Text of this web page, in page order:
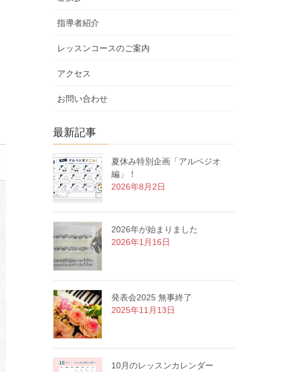
指導者紹介
レッスンコースのご案内
アクセス
お問い合わせ
最新記事
夏休み特別企画「アルペジオ
編」！
2026年8月2日
2026年が始まりました
2026年1月16日
発表会2025 無事終了
2025年11月13日
10月のレッスンカレンダー